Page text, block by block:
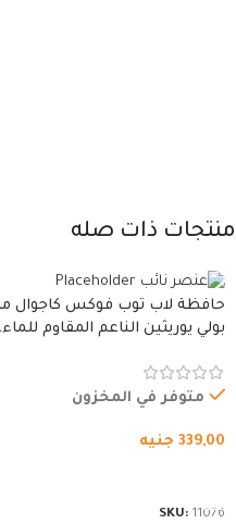
منتجات ذات صله
حافظة لاب توب فوكس كاجوال
بولي يوريثين الناعم المقاوم
متوفر في المخزون
339,00 جنيه
SKU: 11076